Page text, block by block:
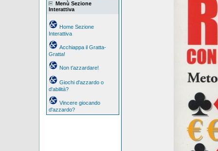
Menù Sezione
Interattiva
Home Sezione
Interattiva
Acchiappa il Gratta-
Gratta!
Non t'azzardare!
Giochi d'azzardo o
d'abilità?
Vincere giocando
d'azzardo?